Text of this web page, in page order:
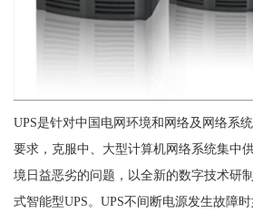
UPS是针对中国电网环境和网络及网络系
要求，克服中、大型计算机网络系统集中
境日益恶劣的问题，以全新的数字技术研
式智能型UPS。UPS不间断电源发生故障